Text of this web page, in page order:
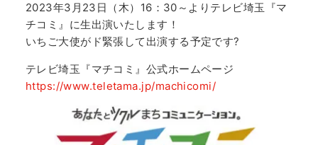
2023年3月23日（木）16：30～よりテレビ埼玉『マ
チコミ』に生出演いたします！
いちご大使がド緊張して出演する予定です?
テレビ埼玉『マチコミ』公式ホームページ
https://www.teletama.jp/machicomi/